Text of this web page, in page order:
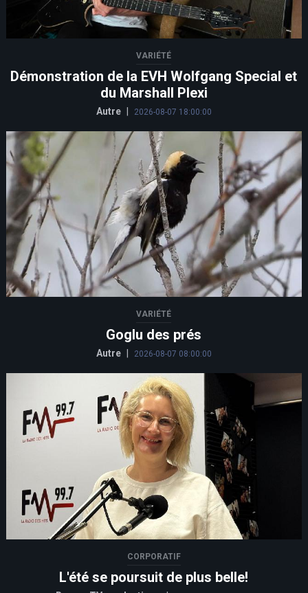
VARIÉTÉ
Démonstration de la EVH Wolfgang Special et
du Marshall Plexi
Autre | 2026-08-07 18:00:00
VARIÉTÉ
Goglu des prés
Autre 2026-08-07 08:00:00
CORPORATIF
L'été se poursuit de plus belle!